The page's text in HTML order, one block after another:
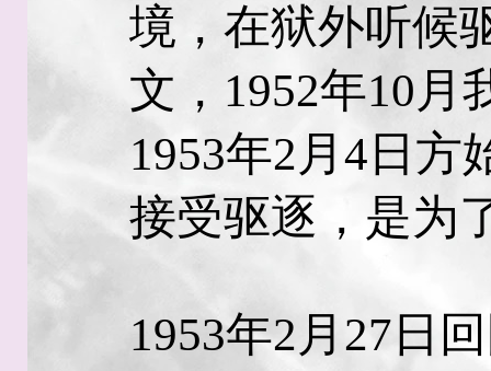
境，在狱外听候
文，1952年10月
1953年2月4日方
接受驱逐，是为
1953年2月27日